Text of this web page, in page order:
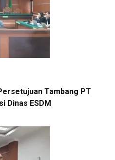
Tambang PT
Dinas ESDM